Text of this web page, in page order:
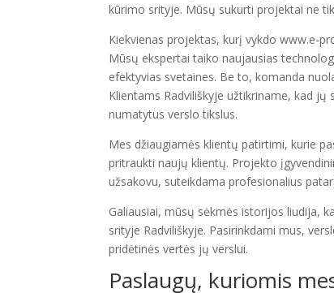
kūrimo srityje. Mūsų sukurti projektai ne
Kiekvienas projektas, kurį vykdo www.e-
Mūsų ekspertai taiko naujausias
efektyvias svetaines. Be to, komanda
Klientams Radviliškyje užtikriname, kad
numatytus verslo tikslus.
Mes džiaugiamės klientų patirtimi, kurie
pritraukti naujų klientų. Projekto
užsakovu, suteikdama profesionalius
Galiausiai, mūsų sėkmės istorijos liudija,
srityje Radviliškyje. Pasirinkdami mus,
pridėtinės vertės jų verslui.
Paslaugų, kuriomis